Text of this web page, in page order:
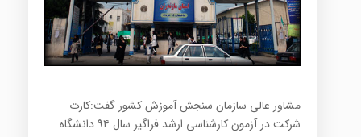
مشاور عالی سازمان سنجش آموزش کشور گفت:کارت
شرکت در آزمون کارشناسی ارشد فراگیر سال ۹۴ دانشگاه